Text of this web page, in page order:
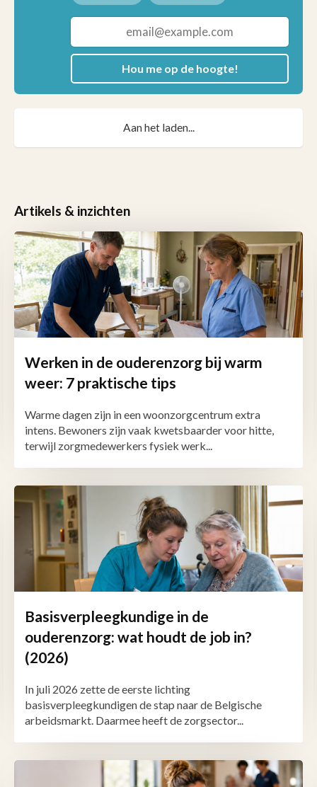
Hou me op de hoogte!
Aan het laden...
Artikels & inzichten
Werken in de ouderenzorg bij warm
weer: 7 praktische tips
Warme dagen zijn in een woonzorgcentrum extra
intens. Bewoners zijn vaak kwetsbaarder voor hitte,
terwijl zorgmedewerkers fysiek werk...
Basisverpleegkundige in de
ouderenzorg: wat houdt de job in?
(2026)
In juli 2026 zette de eerste lichting
basisverpleegkundigen de stap naar de Belgische
arbeidsmarkt. Daarmee heeft de zorgsector...